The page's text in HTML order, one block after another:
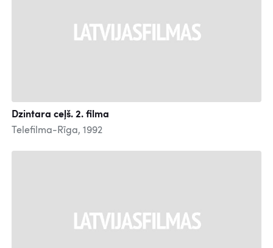
Dzintara ceļš. 2. filma
Telefilma-Rīga, 1992